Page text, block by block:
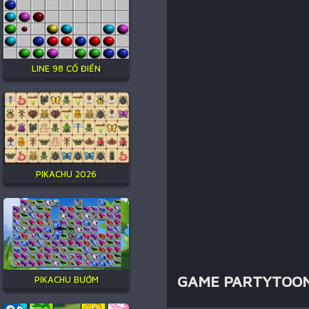
LINE 98 CỔ ĐIỂN
PIKACHU 2026
PIKACHU BƯỚM GAME